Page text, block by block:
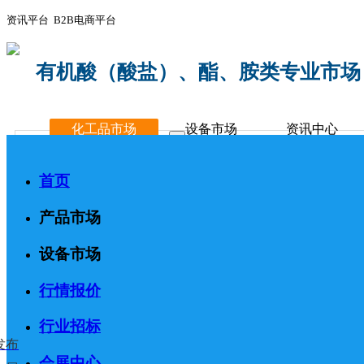
资讯平台 B2B电商平台
有机酸（酸盐）、酯、胺类专业市场
化工品市场 设备市场 资讯中心
首页
产品市场
设备市场
行情报价
行业招标
布